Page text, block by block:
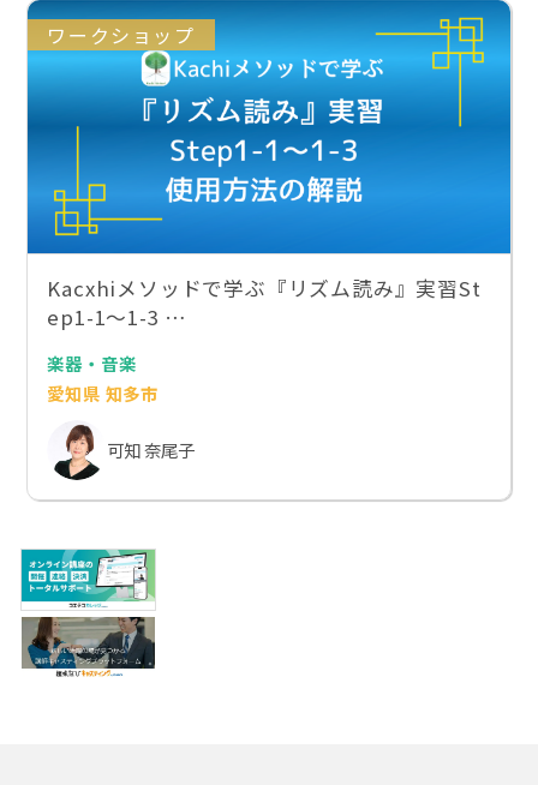
ワークショップ
Kacxhiメソッドで学ぶ『リズム読み』実習St
ep1-1〜1-3 …
楽器・音楽
愛知県 知多市
可知 奈尾子